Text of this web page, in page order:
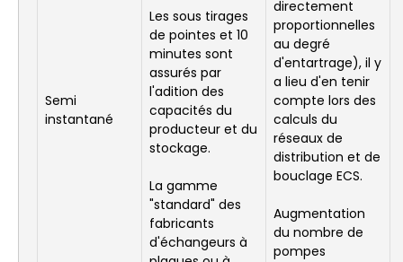
Semi
instantané
Les sous tirages
de pointes et 10
minutes sont
assurés par
l'adition des
capacités du
producteur et du
stockage.
La gamme
"standard" des
fabricants
d'échangeurs à
directement
proportionnelles
au degré
d'entartrage), il y
a lieu d'en tenir
compte lors des
calculs du
réseaux de
distribution et de
bouclage ECS.
Augmentation
du nombre de
pompes